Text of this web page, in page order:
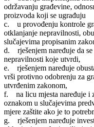
održavanju građevine,
proizvoda koji se ugrađuju
c. u provođenju kontrole
otklanjanje nepravilnosti,
slučajevima propisanim
d. rješenjem naređuje da
nepravilnosti koje utvrdi,
e. rješenjem naređuje
vrši protivno odobrenju za
utvrđenim zakonom,
f. na licu mjesta naređuje i
oznakom u slučajevima
mjere zaštite ako je to
g. rješenjem naređuje